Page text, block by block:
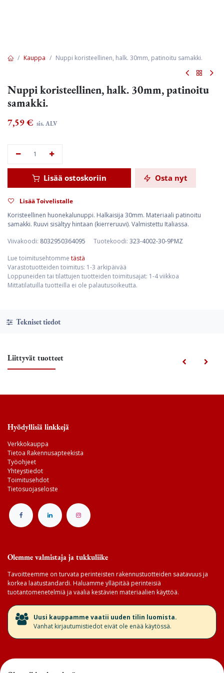
Kauppa Nuppi koristeellinen, halk. 30mm, patinoitu samakki.
Nuppi koristeellinen, halk. 30mm, patinoitu
samakki.
7,59€ sis. ALV
Lisää ostoskoriin Osta nyt
Lisää Toivelistalle
Koristeellinen huonekalunuppi. Halkaisija 30mm. Materiaali patinoitu
samakki. Ruuvi sisältyy hintaan (kierreruuvi). Valmistettu Italiassa.
Viivakoodi: 8032950364095 Tuotekoodi: 323-4002-30-9PMZ
Lue toimitusehtomme tästä
Varastotuotteiden toimitus: 1-3 arkipäivää
Loppuneiden tai tilattujen tuotteiden toimitusajat: 1-4 viikkoa
Mittatilatuilla tuotteilla ei ole palautusoikeutta.
Tekniset tiedot
Liittyvät tuotteet
Hyödyllisiä linkkejä
Verkkokauppa
Tietoa Rakennusapteekista
Työohjeet
Yhteystiedot
Toimitusehdot
Tietosuojaseloste
Olemme valmistaja ja tukkuliike
Tavoitteemme on turvata perinteisten rakennustuotteiden saatavuus ja
korkea laatustandardi. Haluamme ylläpitää perinteisiä
tuotantomenetelmiä ja vaalia kestävien materiaalien käyttöä.
​Uusi kauppamme vaatii uuden tilin luomista.
Vanhat kirjautumistiedot eivät ole enää käytössä.